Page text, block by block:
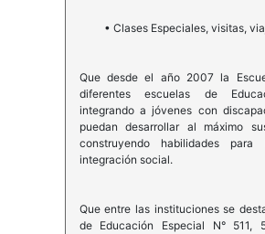
• Clases Especiales, visitas,
Que desde el año 2007 la
diferentes escuelas de
integrando a jóvenes con
puedan desarrollar al máximo
construyendo habilidades
integración social.
Que entre las instituciones se
de Educación Especial N° 511,